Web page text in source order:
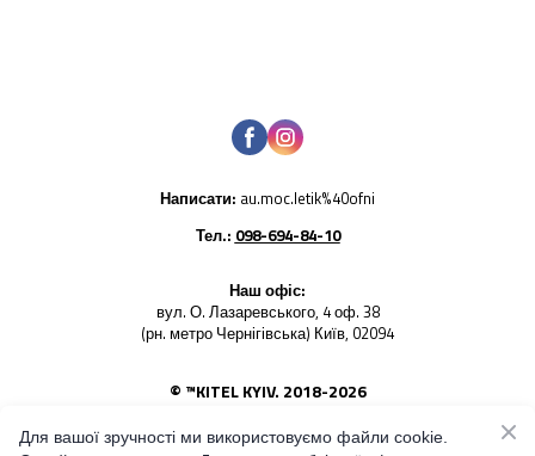
Написати: au.moc.letik%40ofni
Тел.: 098-694-84-10
Наш офіс:
вул. О. Лазаревського, 4 оф. 38
(рн. метро Чернігівська) Київ, 02094
© ™KITEL KYIV. 2018-2026
права на світлини належать KITEL KYIV
Для вашої зручності ми використовуємо файли cookie.